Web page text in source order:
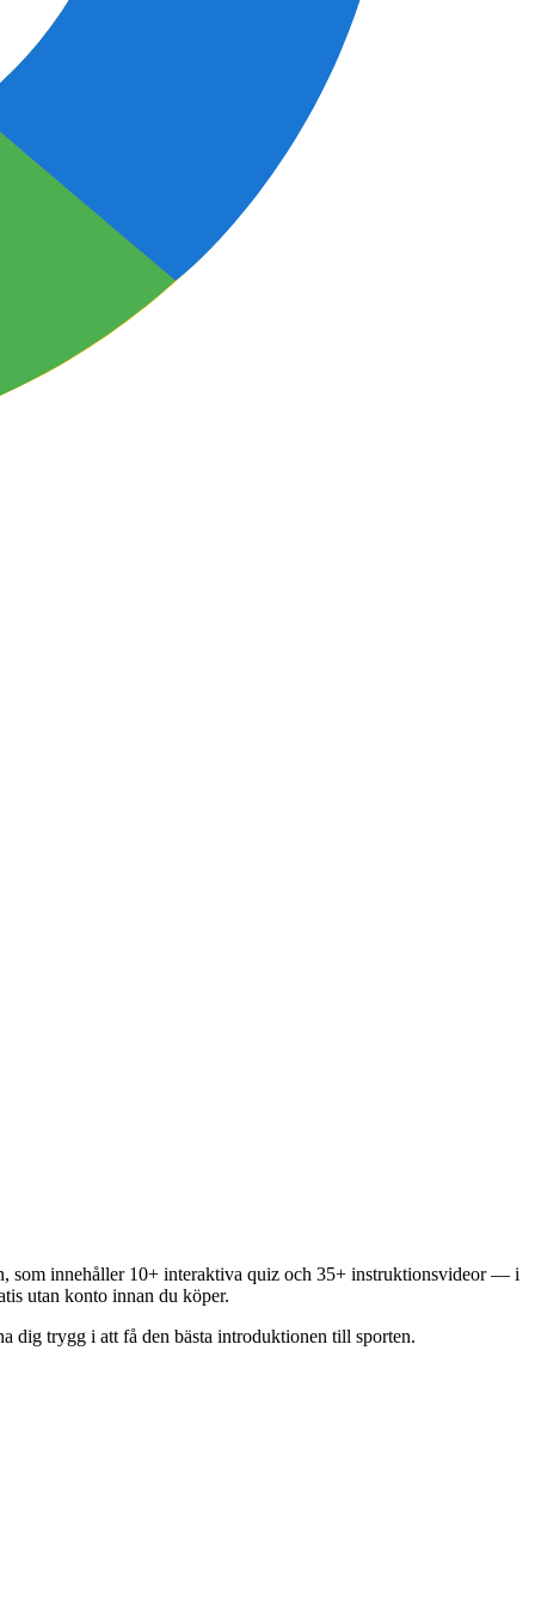
som innehåller 10+ interaktiva quiz och 35+ instruktionsvideor — i
utan konto innan du köper.
dig trygg i att få den bästa introduktionen till sporten.